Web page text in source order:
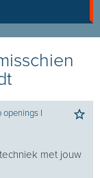
openings I
met jouw